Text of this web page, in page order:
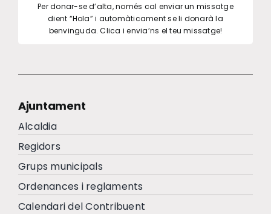
Per donar-se d’alta, només cal enviar un missatge
dient “Hola” i automàticament se li donarà la
benvinguda. Clica i envia’ns el teu missatge!
Ajuntament
Alcaldia
Regidors
Grups municipals
Ordenances i reglaments
Calendari del Contribuent